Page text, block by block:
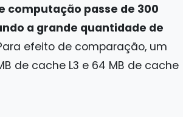
computação passe de 300
a grande quantidade de
efeito de comparação, um
de cache L3 e 64 MB de cache